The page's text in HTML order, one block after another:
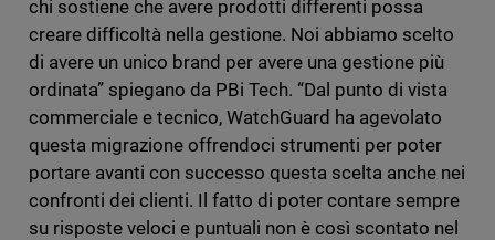
chi sostiene che avere prodotti differenti possa
creare difficoltà nella gestione. Noi abbiamo scelto
di avere un unico brand per avere una gestione più
ordinata” spiegano da PBi Tech. “Dal punto di vista
commerciale e tecnico, WatchGuard ha agevolato
questa migrazione offrendoci strumenti per poter
portare avanti con successo questa scelta anche nei
confronti dei clienti. Il fatto di poter contare sempre
su risposte veloci e puntuali non è così scontato nel